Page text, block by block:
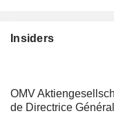
Insiders
OMV
de Directrice